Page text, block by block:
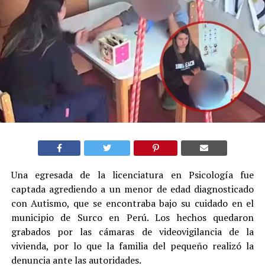
Una egresada de la licenciatura en Psicología fue
captada agrediendo a un menor de edad diagnosticado
con Autismo, que se encontraba bajo su cuidado en el
municipio de Surco en Perú. Los hechos quedaron
grabados por las cámaras de videovigilancia de la
vivienda, por lo que la familia del pequeño realizó la
denuncia ante las autoridades.